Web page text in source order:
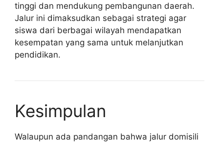
tinggi dan mendukung pembangunan daerah.
Jalur ini dimaksudkan sebagai strategi agar
siswa dari berbagai wilayah mendapatkan
kesempatan yang sama untuk melanjutkan
pendidikan.
Kesimpulan
Walaupun ada pandangan bahwa jalur domisili